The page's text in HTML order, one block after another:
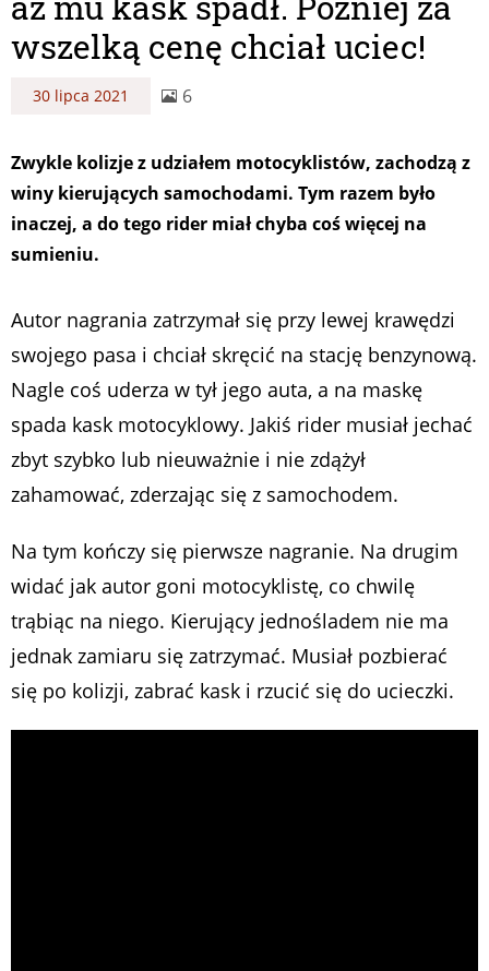
wszelką cenę chciał uciec!
30 lipca 2021 6
Zwykle kolizje z udziałem motocyklistów, zachodzą z
winy kierujących samochodami. Tym razem było
inaczej, a do tego rider miał chyba coś więcej na
sumieniu.
Autor nagrania zatrzymał się przy lewej krawędzi
swojego pasa i chciał skręcić na stację benzynową.
Nagle coś uderza w tył jego auta, a na maskę
spada kask motocyklowy. Jakiś rider musiał jechać
zbyt szybko lub nieuważnie i nie zdążył
zahamować, zderzając się z samochodem.
Na tym kończy się pierwsze nagranie. Na drugim
widać jak autor goni motocyklistę, co chwilę
trąbiąc na niego. Kierujący jednośladem nie ma
jednak zamiaru się zatrzymać. Musiał pozbierać
się po kolizji, zabrać kask i rzucić się do ucieczki.